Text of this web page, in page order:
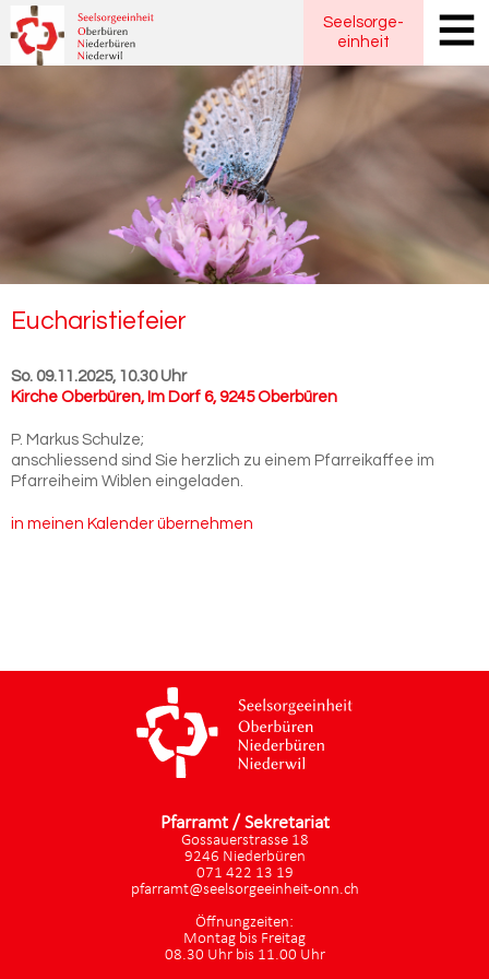
Seelsorge-
einheit
Eu­cha­ris­tie­fei­er
So. 09.11.2025, 10.30 Uhr
Kirche Oberbüren, Im Dorf 6, 9245 Oberbüren
P. Markus Schulze;
anschliessend sind Sie herzlich zu einem Pfarreikaffee im
Pfarreiheim Wiblen eingeladen.
in meinen Kalender übernehmen
Pfarramt / Sekretariat
Gossauerstrasse 18
9246 Niederbüren
071 422 13 19
pfarramt@seelsorgeeinheit-onn.ch
Öffnungzeiten:
Montag bis Freitag
08.30 Uhr bis 11.00 Uhr